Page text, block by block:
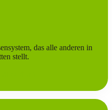
das alle anderen in
stellt.